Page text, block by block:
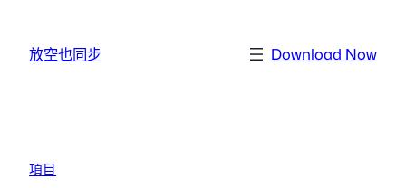
放空也同步 Download Now
項目